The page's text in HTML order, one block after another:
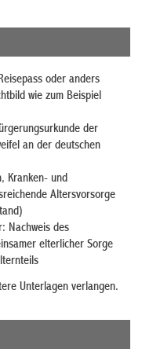
oder anders
wie zum Beispiel
der
an der deutschen
Kranken- und
Altersvorsorge
Nachweis des
elterlicher Sorge
Unterlagen verlangen.